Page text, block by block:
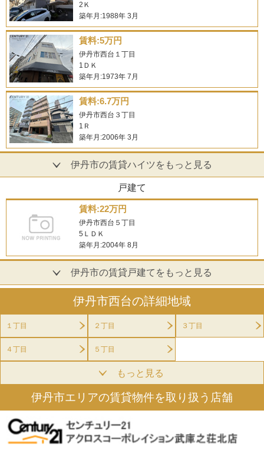
2Ｋ
築年月:1988年 3月
賃料:5万円
伊丹市西台１丁目
1ＤＫ
築年月:1973年 7月
賃料:6.7万円
伊丹市西台３丁目
1Ｒ
築年月:2006年 3月
伊丹市の賃貸ハイツをもっと見る
戸建て
賃料:22万円
伊丹市西台５丁目
5ＬＤＫ
築年月:2004年 8月
伊丹市の賃貸戸建てをもっと見る
伊丹市西台の詳細地域
１丁目 ２丁目 ３丁目
４丁目 ５丁目
もっと見る
伊丹市エリアの賃貸物件を取り扱う店舗